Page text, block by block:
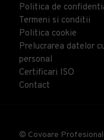
Politica de
Termeni si conditii
Politica cookie
Prelucrarea datelor
personal
Certificari ISO
Contact
© Covoare